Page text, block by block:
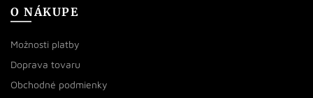
O NÁKUPE
Možnosti platby
Doprava tovaru
Obchodné podmienky